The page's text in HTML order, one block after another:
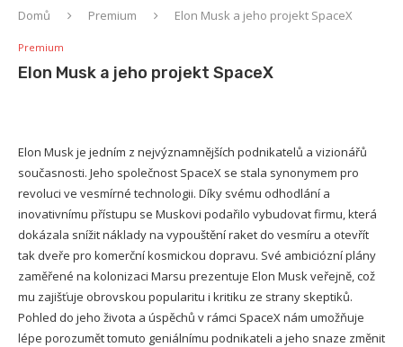
Domů Premium Elon Musk a jeho projekt SpaceX
Premium
Elon Musk a jeho projekt SpaceX
Elon Musk je jedním z nejvýznamnějších podnikatelů a vizionářů
současnosti. Jeho společnost SpaceX se stala synonymem pro
revoluci ve vesmírné technologii. Díky svému odhodlání a
inovativnímu přístupu se Muskovi podařilo vybudovat firmu, která
dokázala snížit náklady na vypouštění raket do vesmíru a otevřít
tak dveře pro komerční kosmickou dopravu. Své ambiciózní plány
zaměřené na kolonizaci Marsu prezentuje Elon Musk veřejně, což
mu zajišťuje obrovskou popularitu i kritiku ze strany skeptiků.
Pohled do jeho života a úspěchů v rámci SpaceX nám umožňuje
lépe porozumět tomuto geniálnímu podnikateli a jeho snaze změnit